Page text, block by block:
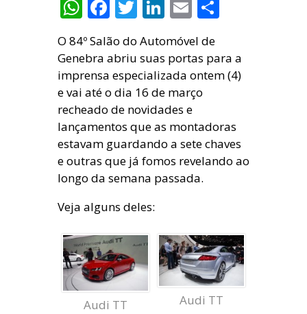
WhatsApp
Facebook
Twitter
LinkedIn
Email
O 84º Salão do Automóvel de
Genebra abriu suas portas para a
imprensa especializada ontem (4)
e vai até o dia 16 de março
recheado de novidades e
lançamentos que as montadoras
estavam guardando a sete chaves
e outras que já fomos revelando ao
longo da semana passada.
Veja alguns deles:
Audi TT Audi TT